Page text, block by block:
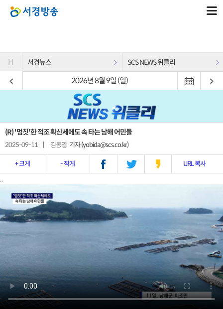
H 서경뉴스 SCS NEWS 위클리
2026년 8월 9일 (일)
(R) '멈칫'한 적조 확산세에도 속 타는 남해 어민들
2025-09-11 김동엽 기자 (yobida@scs.co.kr)
+ 크게 - 작게 URL 복사
..